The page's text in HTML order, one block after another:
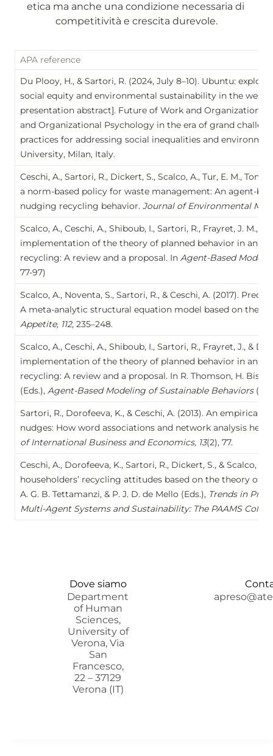
etica ma anche una condizione necessaria di
competitività e crescita durevole.
APA reference
Du Plooy, H., & Sartori, R. (2024, July 8–10). Ubuntu:
social equity and environmental sustainability in the
presentation abstract]. Future of Work and Organizational
and Organizational Psychology in the era of grand
practices for addressing social inequalities and
University, Milan, Italy.
Ceschi, A., Sartori, R., Dickert, S., Scalco, A., Tur, E. M.,
a norm-based policy for waste management: An agent-
nudging recycling behavior. Journal of Environmental
Scalco, A., Ceschi, A., Shiboub, I., Sartori, R., Frayret, J. M., &
implementation of the theory of planned behavior in an
recycling: A review and a proposal. In Agent-Based
77-97)
Scalco, A., Noventa, S., Sartori, R., & Ceschi, A. (2017).
Appetite, 112, 235–248.
Scalco, A., Ceschi, A., Shiboub, I., Sartori, R., Frayret, J., &
implementation of the theory of planned behavior in an
recycling: A review and a proposal. In R. Thomson, H.
(Eds.), Agent-Based Modeling of Sustainable Behaviors (pp.
Sartori, R., Dorofeeva, K., & Ceschi, A. (2013). An empirical
nudges: How word associations and network analysis
of International Business and Economics, 13(2), 77.
Ceschi, A., Dorofeeva, K., Sartori, R., Dickert, S., & Scalco,
householders’ recycling attitudes based on the theory of
A. G. B. Tettamanzi, & P. J. D. de Mello (Eds.), Trends in
Multi-Agent Systems and Sustainability: The PAAMS
Dove siamo
Department
of Human
Sciences,
University of
Verona, Via
San
Francesco,
22 – 37129
Verona (IT)